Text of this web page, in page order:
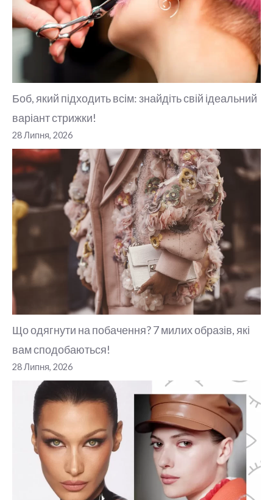
Боб, який підходить всім: знайдіть свій ідеальний
варіант стрижки!
28 Липня, 2026
Що одягнути на побачення? 7 милих образів, які
вам сподобаються!
28 Липня, 2026